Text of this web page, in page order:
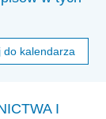
do kalendarza
I